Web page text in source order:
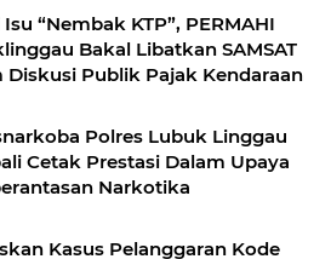
dan Kebudayaan
“Nembak KTP”, PERMAHI
Bakal Libatkan SAMSAT
Diskusi Publik Pajak Kendaraan
Polres Lubuk Linggau
Cetak Prestasi Dalam Upaya
Narkotika
Kasus Pelanggaran Kode